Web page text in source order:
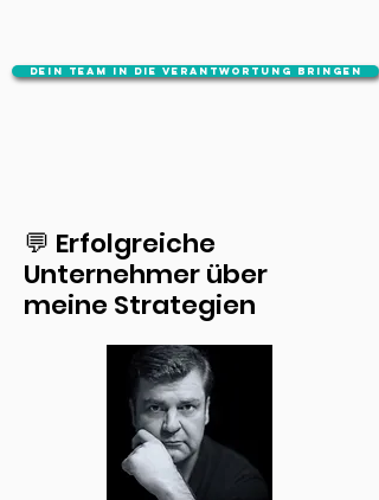
Dein Team in die Verantwortung bringen
💬 Erfolgreiche
Unternehmer über
meine Strategien